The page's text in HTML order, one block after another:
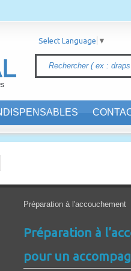
Select Language ▼
Préparation à l'accouchement
Préparation à
pour un